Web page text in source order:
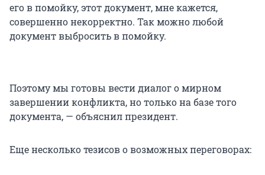
его в помойку, этот документ, мне кажется,
совершенно некорректно. Так можно любой
документ выбросить в помойку.
Поэтому мы готовы вести диалог о мирном
завершении конфликта, но только на базе того
документа, — объяснил президент.
Еще несколько тезисов о возможных переговорах: